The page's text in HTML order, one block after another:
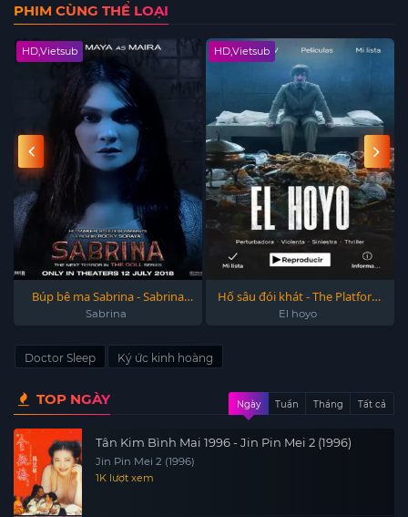
PHIM CÙNG THỂ LOẠI
HD,Vietsub
Búp bê ma Sabrina - Sabrina
2018
Sabrina
HD,Vietsub
Hố sâu đói khát - The Platform
2019
El hoyo
Doctor Sleep Ký ức kinh hoàng
TOP NGÀY Ngày Tuần Tháng Tất cả
Tân Kim Bình Mai 1996 - Jin Pin Mei 2 (1996)
Jin Pin Mei 2 (1996)
1K lượt xem